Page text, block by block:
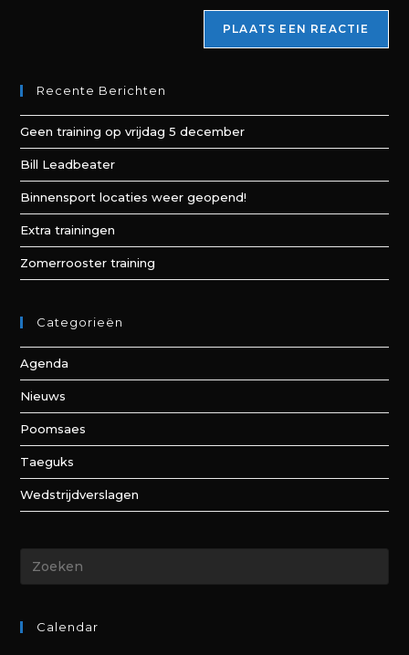
Recente Berichten
Geen training op vrijdag 5 december
Bill Leadbeater
Binnensport locaties weer geopend!
Extra trainingen
Zomerrooster training
Categorieën
Agenda
Nieuws
Poomsaes
Taeguks
Wedstrijdverslagen
Calendar